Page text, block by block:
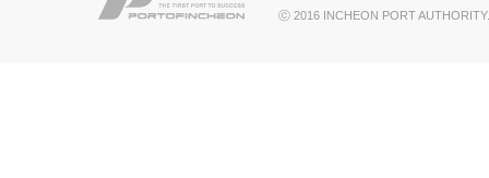
ⓒ 2016 INCHEON PORT